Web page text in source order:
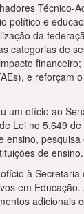
Técnico-
político e
da
categorias de
e
um ofício ao
Lei no 5.649
de ensino.
à
em
adicionais